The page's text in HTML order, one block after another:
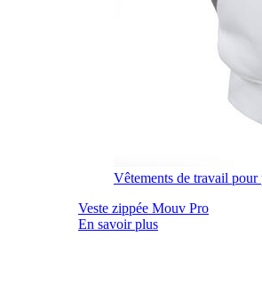
Vêtements de travail pour
Veste zippée Mouv Pro
En savoir plus